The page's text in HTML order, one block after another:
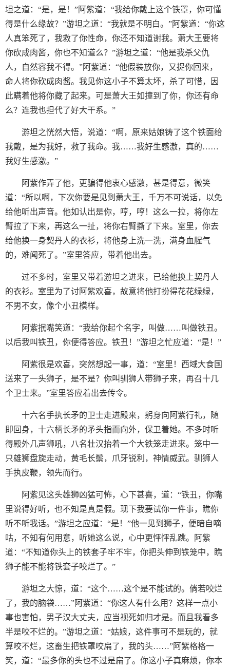
坦之道：“是，是！”阿紫道：“我给你戴上这个铁罩，你可懂
得是什么缘故？”游坦之道：“我就是不明白。”阿紫道：“你这
人真笨死了，我救了你性命，你还不知道谢我。萧大王要将
你砍成肉酱，你也不知道么？”游坦之道：“他是我杀父仇
人，自然容我不得。”阿紫道：“他假装放你，又捉你回来，
命人将你砍成肉酱。我见你这小子不算太坏，杀了可惜，因
此瞒着他将你藏了起来。可是萧大王如撞到了你，你还有命
么？连我也担代了好大干系。”
游坦之恍然大悟，说道：“啊，原来姑娘铸了这个铁面给
我戴，是为我好，救了我命。我……我好生感激，真的……
我好生感激。”
阿紫作弄了他，更骗得他衷心感激，甚是得意，微笑
道：“所以啊，下次你要是见到萧大王，千万不可说话，以免
给他听出声音。他如认出是你，哼，哼！这么一拉，将你左
臂拉了下来，再这么一扯，将你右臂撕了下来。室里，你去
给他换一身契丹人的衣衫，将他身上洗一洗，满身血腥气
的，难闻死了。”室里答应，带着他出去。
过不多时，室里又带着游坦之进来，已给他换上契丹人
的衣衫。室里为了讨阿紫欢喜，故意将他打扮得花花绿绿，
不男不女，像个小丑模样。
阿紫抿嘴笑道：“我给你起个名字，叫做……叫做铁丑。
以后我叫铁丑，你便得答应。铁丑！”游坦之忙应道：“是！”
阿紫很是欢喜，突然想起一事，道：“室里！西域大食国
送来了一头狮子，是不是？你叫驯狮人带狮子来，再召十几
个卫士来。”室里答应着出去传令。
十六名手执长矛的卫士走进殿来，躬身向阿紫行礼，随
即回身，十六柄长矛的矛头指而向外，保卫着她。不多时听
得殿外几声狮吼，八名壮汉抬着一个大铁笼走进来。笼中一
只雄狮盘旋走动，黄毛长鬃，爪牙锐利，神情威武。驯狮人
手执皮鞭，领先而行。
阿紫见这头雄狮凶猛可怖，心下甚喜，道：“铁丑，你嘴
里说得好听，也不知是真是假。现下我要试你一件事，瞧你
听不听我话。”游坦之应道：“是！”他一见到狮子，便暗自嘀
咕，不知有何用意，听她这么说，心中更怦怦乱跳。阿紫
道：“不知道你头上的铁套子牢不牢，你把头伸到铁笼中，瞧
狮子能不能将铁套子咬烂了。”
游坦之大惊，道：“这个……这个是不能试的。倘若咬烂
了，我的脑袋……”阿紫道：“你这人有什么用？这样一点小
事也害怕，男子汉大丈夫，应当视死如归才是。而且我看多
半是咬不烂的。”游坦之道：“姑娘，这件事可不是玩的，就
算咬不烂，这畜生把铁罩咬扁了，我的头……”阿紫格格一
笑，道：“最多你的头也不过是扁了。你这小子真麻烦，你本